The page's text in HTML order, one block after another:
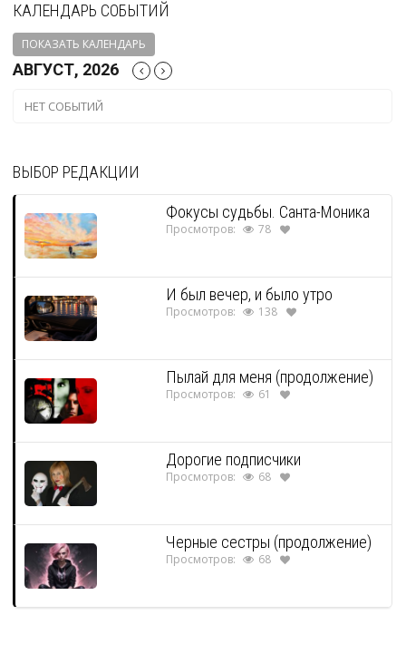
КАЛЕНДАРЬ СОБЫТИЙ
ПОКАЗАТЬ КАЛЕНДАРЬ
АВГУСТ, 2026
НЕТ СОБЫТИЙ
ВЫБОР РЕДАКЦИИ
Фокусы судьбы. Санта-Моника
Просмотров: 78
И был вечер, и было утро
Просмотров: 138
Пылай для меня (продолжение)
Просмотров: 61
Дорогие подписчики
Просмотров: 68
Черные сестры (продолжение)
Просмотров: 68